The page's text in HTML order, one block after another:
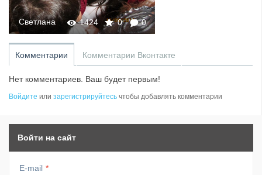
1424 0 0
Светлана
Комментарии Комментарии Вконтакте
Нет комментариев. Ваш будет первым!
Войдите или зарегистрируйтесь чтобы добавлять комментарии
Войти на сайт
E-mail